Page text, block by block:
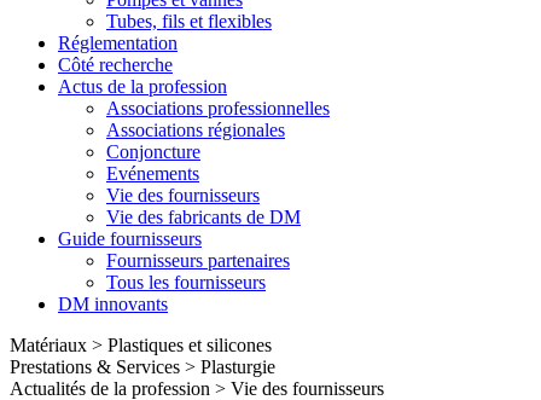
Tubes, fils et flexibles
Réglementation
Côté recherche
Actus de la profession
Associations professionnelles
Associations régionales
Conjoncture
Evénements
Vie des fournisseurs
Vie des fabricants de DM
Guide fournisseurs
Fournisseurs partenaires
Tous les fournisseurs
DM innovants
Matériaux > Plastiques et silicones
Prestations & Services > Plasturgie
Actualités de la profession > Vie des fournisseurs